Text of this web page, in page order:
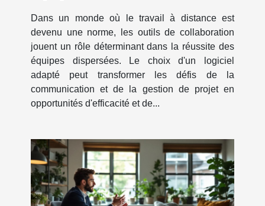
Dans un monde où le travail à distance est
devenu une norme, les outils de collaboration
jouent un rôle déterminant dans la réussite des
équipes dispersées. Le choix d'un logiciel
adapté peut transformer les défis de la
communication et de la gestion de projet en
opportunités d'efficacité et de...